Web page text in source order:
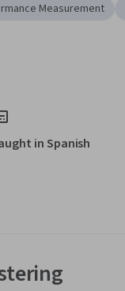
Measurement
in Spanish